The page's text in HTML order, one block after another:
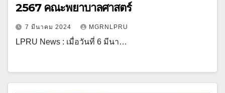
2567 คณะพยาบาลศาสตร์
7 มีนาคม 2024 MGRNLPRU
LPRU News : เมื่อวันที่ 6 มีนา…